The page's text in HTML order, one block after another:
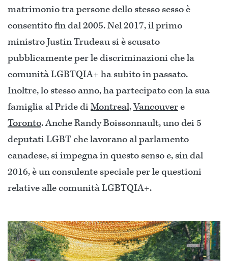
matrimonio tra persone dello stesso sesso è
consentito fin dal 2005. Nel 2017, il primo
ministro Justin Trudeau si è scusato
pubblicamente per le discriminazioni che la
comunità LGBTQIA+ ha subito in passato.
Inoltre, lo stesso anno, ha partecipato con la sua
famiglia al Pride di Montreal,Vancouvere
Toronto. Anche Randy Boissonnault, uno dei 5
deputati LGBT che lavorano al parlamento
canadese, si impegna in questo senso e, sin dal
2016, è un consulente speciale per le questioni
relative alle comunità LGBTQIA+.